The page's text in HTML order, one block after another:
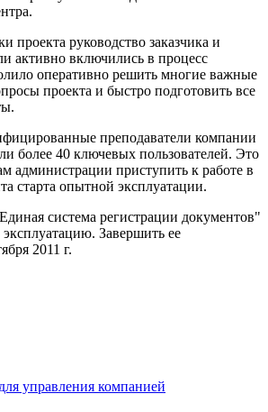
проекта руководство заказчика и
активно включились в процесс
оперативно решить многие важные
проекта и быстро подготовить все
преподаватели компании
40 ключевых пользователей. Это
администрации приступить к работе в
старта опытной эксплуатации.
система регистрации документов"
Завершить ее
2011 г.
управления компанией